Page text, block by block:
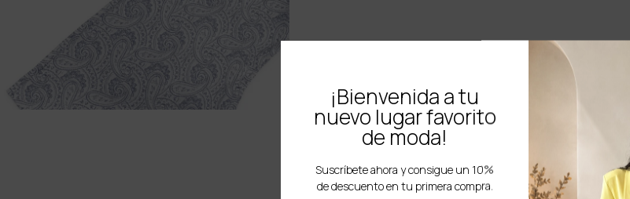
¡Bienvenida a tu
nuevo lugar favorito
de moda!
Suscríbete ahora y consigue un 10%
de descuento en tu primera compra.